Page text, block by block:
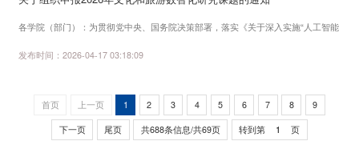
心需求，坚持“立足地方、服务地方、赋能地方”导向，围绕
佛山发展热点、重点、难点问题，突出...
各学院（部门）：为贯彻党中央、国务院决策部署，落实《关于深入实施“人工智能
游”标准体系构建研究② 人工智能赋能文旅政务治理的创新路径与实践成效研究
③“人工智能+文化和旅游”综合监...
发布时间：2026-04-17 03:18:09
首页 上一页 1 2 3 4 5 6 7 8 9
下一页 尾页 共688条信息/共69页 转到第 页